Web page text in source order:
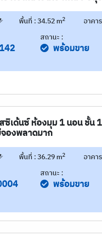
พื้นที่ : 34.52 m2 อาคา
สถานะ :
พร้อมขาย
ซิเด้นซ์ ห้องมุม 1 นอน ชั้น
องพลาดมาก
พื้นที่ : 36.29 m2 อาคา
สถานะ :
พร้อมขาย